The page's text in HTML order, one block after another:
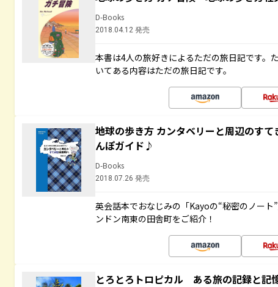
D-Books
2018.04.12 発売
本書は4人の旅好きによるただの旅日記です。
いてある内容はただの旅日記です。
地球の歩き方 カンタベリーと周辺のす
んぽガイド♪
D-Books
2018.07.26 発売
英会話本でおなじみの「Kayoの“秘密のノー
ンドン南東の田舎町をご紹介！
とろとろトロピカル ある旅の記録と